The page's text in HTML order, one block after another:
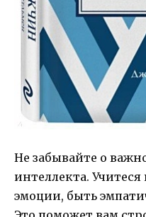
Не забывайте о
интеллекта.
эмоции, быть